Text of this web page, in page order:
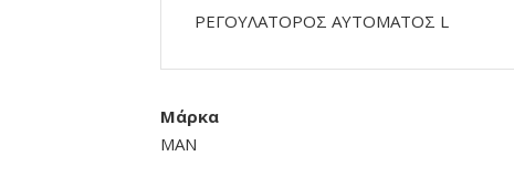
ΡΕΓΟΥΛΑΤΟΡΟΣ ΑΥΤΟΜΑΤΟΣ L
Μάρκα
MAN